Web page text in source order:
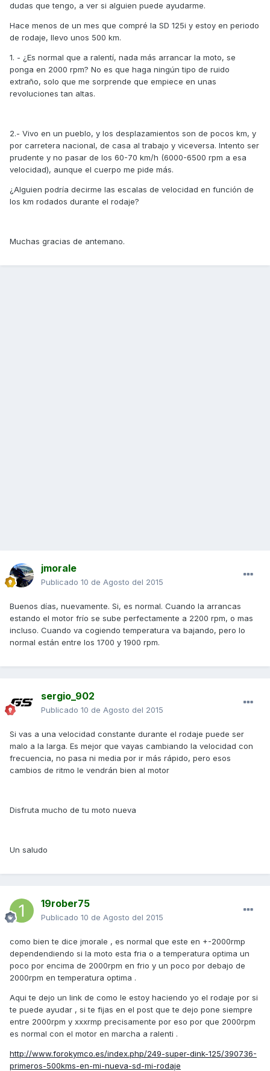
dudas que tengo, a ver si alguien puede ayudarme.
Hace menos de un mes que compré la SD 125i y estoy en periodo
de rodaje, llevo unos 500 km.
1. - ¿Es normal que a ralentí, nada más arrancar la moto, se
ponga en 2000 rpm? No es que haga ningún tipo de ruido
extraño, solo que me sorprende que empiece en unas
revoluciones tan altas.
2.- Vivo en un pueblo, y los desplazamientos son de pocos km, y
por carretera nacional, de casa al trabajo y viceversa. Intento ser
prudente y no pasar de los 60-70 km/h (6000-6500 rpm a esa
velocidad), aunque el cuerpo me pide más.
¿Alguien podría decirme las escalas de velocidad en función de
los km rodados durante el rodaje?
Muchas gracias de antemano.
jmorale
Publicado 10 de Agosto del 2015
Buenos días, nuevamente. Si, es normal. Cuando la arrancas
estando el motor frío se sube perfectamente a 2200 rpm, o mas
incluso. Cuando va cogiendo temperatura va bajando, pero lo
normal están entre los 1700 y 1900 rpm.
sergio_902
Publicado 10 de Agosto del 2015
Si vas a una velocidad constante durante el rodaje puede ser
malo a la larga. Es mejor que vayas cambiando la velocidad con
frecuencia, no pasa ni media por ir más rápido, pero esos
cambios de ritmo le vendrán bien al motor
Disfruta mucho de tu moto nueva
Un saludo
19rober75
Publicado 10 de Agosto del 2015
como bien te dice jmorale , es normal que este en +-2000rmp
dependendiendo si la moto esta fria o a temperatura optima un
poco por encima de 2000rpm en frio y un poco por debajo de
2000rpm en temperatura optima .
Aqui te dejo un link de como le estoy haciendo yo el rodaje por si
te puede ayudar , si te fijas en el post que te dejo pone siempre
entre 2000rpm y xxxrmp precisamente por eso por que 2000rpm
es normal con el motor en marcha a ralenti .
http://www.forokymco.es/index.php/249-super-dink-125/390736-
primeros-500kms-en-mi-nueva-sd-mi-rodaje